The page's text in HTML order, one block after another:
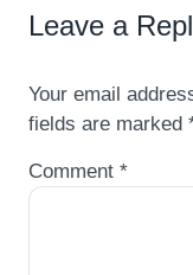
Leave a
Your email
fields are marked
Comment *